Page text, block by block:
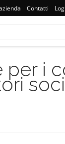
Contatti
i